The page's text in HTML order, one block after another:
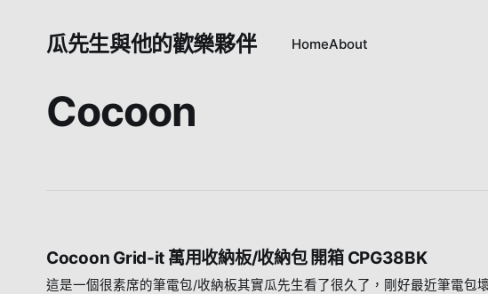
瓜先生與他的歡樂夥伴 HomeAbout
Cocoon
Cocoon Grid-it 萬用收納板/收納包 開箱 CPG38BK
這是一個很素席的筆電包/收納板其實瓜先生看了很久了，剛好最近筆電